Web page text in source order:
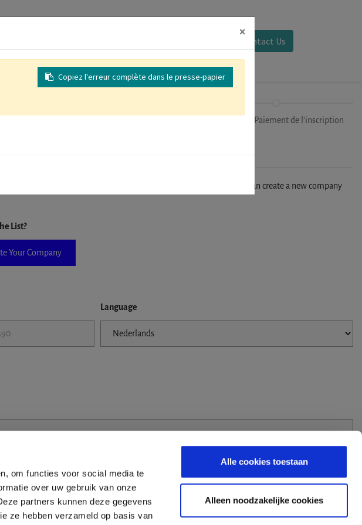
om functies voor social media te
over uw gebruik van onze
partners kunnen deze gegevens
ze hebben verzameld op basis van
Alle cookies toestaan
Alleen noodzakelijke cookies
Contact Us
Finalisation/Paiement de l'inscription
the form. If you don't find your company in our database, you can create a new company
List?
Your Company
Language
×
Copiez l'erreur complète dans le presse-papier